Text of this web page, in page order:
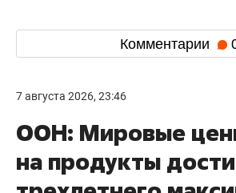
Комментарии
7 августа 2026, 23:46
ООН: Мировые
на продукты